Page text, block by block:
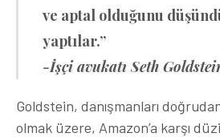
ve aptal olduğunu
yaptılar.”
-İşçi avukatı Seth
Goldstein, danışmanları
olmak üzere, Amazon’a karşı